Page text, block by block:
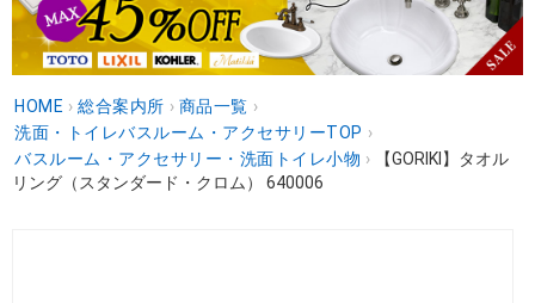
HOME › 総合案内所 › 商品一覧 ›
洗面・トイレバスルーム・アクセサリーTOP ›
バスルーム・アクセサリー・洗面トイレ小物 ›
【GORIKI】タオル
リング（スタンダード・クロム） 640006